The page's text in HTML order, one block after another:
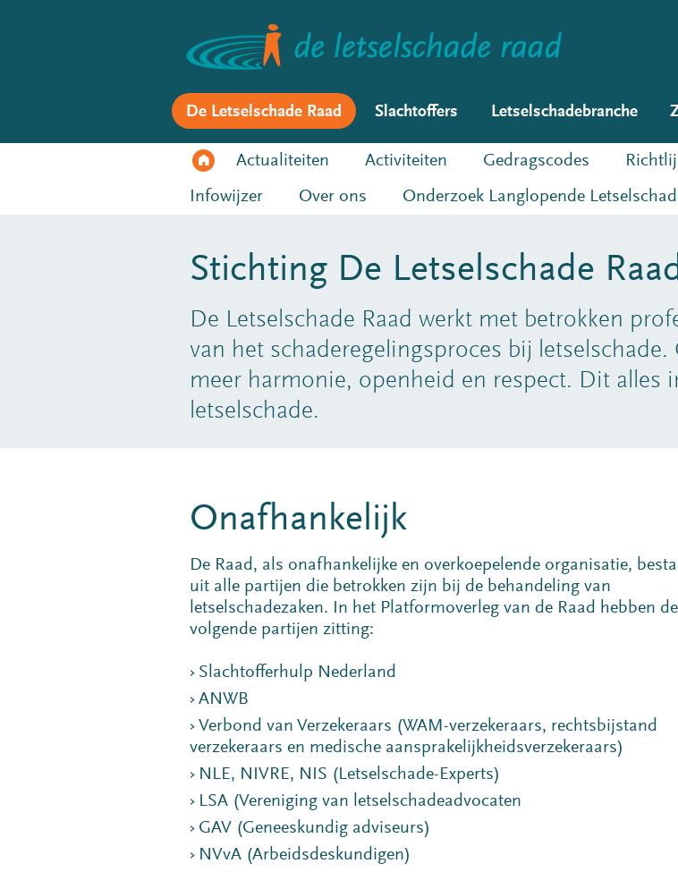
De Letselschade Raad Slachtoffers Letselschadebranche
Actualiteiten Activiteiten Gedragscodes
Infowijzer
Over ons Onderzoek Langlopende
Stichting De Letselschade
De Letselschade Raad werkt met betrokken
van het schaderegelingsproces bij
meer harmonie, openheid en respect. Dit alles
letselschade.
Onafhankelijk
De Raad, als onafhankelijke en overkoepelende organisatie,
uit alle partijen die betrokken zijn bij de behandeling van
letselschadezaken. In het Platformoverleg van de Raad hebben de
volgende partijen zitting:
Slachtofferhulp Nederland
ANWB
Verbond van Verzekeraars (WAM-verzekeraars, rechtsbijstand
verzekeraars en medische aansprakelijkheidsverzekeraars)
NLE, NIVRE, NIS (Letselschade-Experts)
LSA (Vereniging van letselschadeadvocaten
GAV (Geneeskundig adviseurs)
NVvA (Arbeidsdeskundigen)